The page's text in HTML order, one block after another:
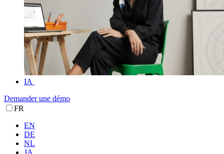
IA
Demander une démo
FR
EN
DE
NL
JA